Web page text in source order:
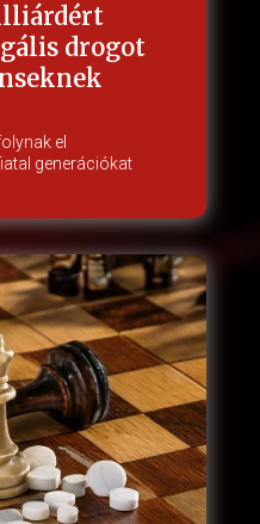
drogot
el
generációkat